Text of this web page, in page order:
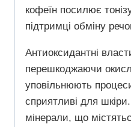
кофеїн посилює
підтримці обміну
Антиоксидантні
перешкоджаючи
уповільнюють
сприятливі для
мінерали, що